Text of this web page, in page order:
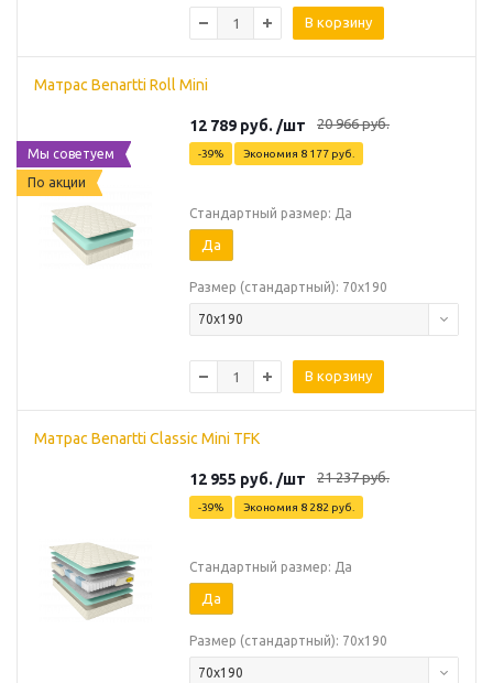
В корзину
Матрас Benartti Roll Mini
Мы советуем
По акции
12 789 руб. /шт 20 966руб.
-39% Экономия 8 177 руб.
Стандартный размер: Да
Да
Размер (стандартный): 70х190
70х190
В корзину
Матрас Benartti Classic Mini TFK
12 955 руб. /шт 21 237руб.
-39% Экономия 8 282 руб.
Стандартный размер: Да
Да
Размер (стандартный): 70х190
70х190